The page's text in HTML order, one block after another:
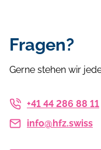
Fragen?
Gerne stehen wir
+41 44 286 88 11
info@hfz.swiss